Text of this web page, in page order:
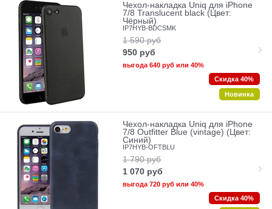
Чехол-накладка Uniq для iPhone
7/8 Translucent black (Цвет:
Чёрный)
IP7HYB-BDCSMK
1 590 руб
950 руб
выгода 640 рубили 40%
Скидка 40%
Новинка
Чехол-накладка Uniq для iPhone
7/8 Outfitter Blue (vintage) (Цвет:
Синий)
IP7HYB-OFTBLU
1 790 руб
1 070 руб
выгода 720 рубили 40%
Скидка 40%